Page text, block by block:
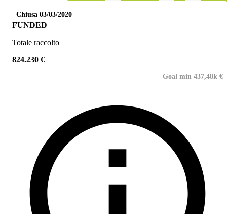
Chiusa 03/03/2020
FUNDED
Totale raccolto
824.230 €
Goal min 437,48k €